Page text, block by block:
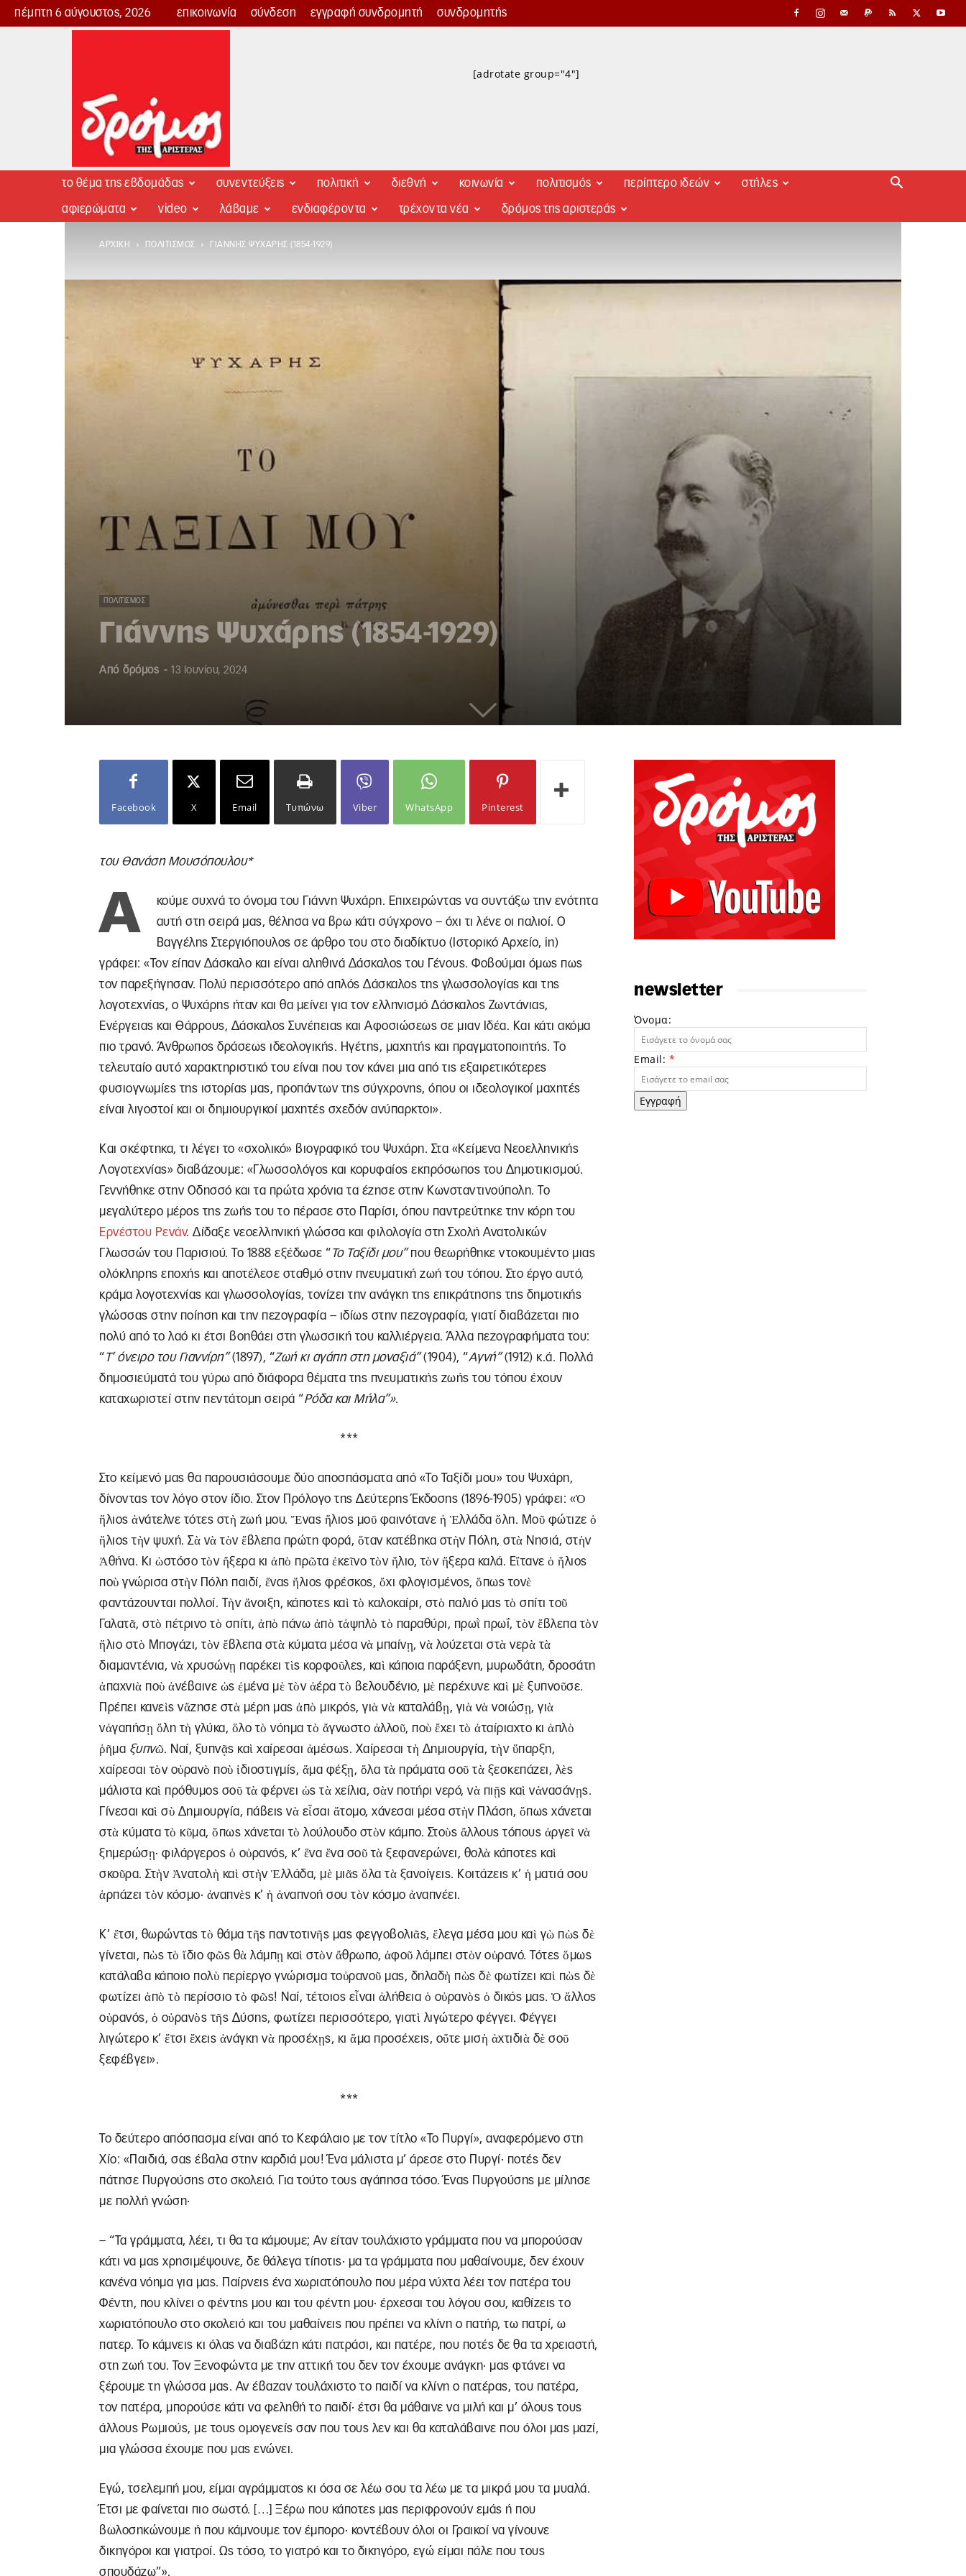
πέμπτη 6 αύγουστος, 2026 επικοινωνία σύνδεση εγγραφή συνδρομητή συνδρομητής
Δρόμος
[adrotate group="4"]
το θέμα της εβδομάδας συνεντεύξεις πολιτική διεθνή κοινωνία πολιτισμός περίπτερο ιδεών στήλες
αφιερώματα video λάβαμε ενδιαφέροντα τρέχοντα νέα δρόμος της αριστεράς
ΑΡΧΙΚΉ ΠΟΛΙΤΙΣΜΌΣ ΓΙΆΝΝΗΣ ΨΥΧΆΡΗΣ (1854-1929)
ΠΟΛΙΤΙΣΜΌΣ
Γιάννης Ψυχάρης (1854-1929)
Από δρόμος - 13 Ιουνίου, 2024
Facebook X Email Τυπώνω Viber WhatsApp Pinterest
του Θανάση Μουσόπουλου*
Α
κούμε συχνά το όνομα του Γιάννη Ψυχάρη. Επιχειρώντας να συντάξω την ενότητα
αυτή στη σειρά μας, θέλησα να βρω κάτι σύγχρονο – όχι τι λένε οι παλιοί. Ο
Βαγγέλης Στεργιόπουλος σε άρθρο του στο διαδίκτυο (Ιστορικό Αρχείο, in)
γράφει: «Τον είπαν Δάσκαλο και είναι αληθινά Δάσκαλος του Γένους. Φοβούμαι όμως πως
τον παρεξήγησαν. Πολύ περισσότερο από απλός Δάσκαλος της γλωσσολογίας και της
λογοτεχνίας, ο Ψυχάρης ήταν και θα μείνει για τον ελληνισμό Δάσκαλος Ζωντάνιας,
Ενέργειας και Θάρρους, Δάσκαλος Συνέπειας και Αφοσιώσεως σε μιαν Ιδέα. Και κάτι ακόμα
πιο τρανό. Άνθρωπος δράσεως ιδεολογικής. Ηγέτης, μαχητής και πραγματοποιητής. Το
τελευταίο αυτό χαρακτηριστικό του είναι που τον κάνει μια από τις εξαιρετικότερες
φυσιογνωμίες της ιστορίας μας, προπάντων της σύγχρονης, όπου οι ιδεολογικοί μαχητές
είναι λιγοστοί και οι δημιουργικοί μαχητές σχεδόν ανύπαρκτοι».
Και σκέφτηκα, τι λέγει το «σχολικό» βιογραφικό του Ψυχάρη. Στα «Κείμενα Νεοελληνικής
Λογοτεχνίας» διαβάζουμε: «Γλωσσολόγος και κορυφαίος εκπρόσωπος του Δημοτικισμού.
Γεννήθηκε στην Οδησσό και τα πρώτα χρόνια τα έζησε στην Κωνσταντινούπολη. Το
μεγαλύτερο μέρος της ζωής του το πέρασε στο Παρίσι, όπου παντρεύτηκε την κόρη του
Ερνέστου Ρενάν. Δίδαξε νεοελληνική γλώσσα και φιλολογία στη Σχολή Ανατολικών
Γλωσσών του Παρισιού. Το 1888 εξέδωσε “Το Ταξίδι μου”που θεωρήθηκε ντοκουμέντο μιας
ολόκληρης εποχής και αποτέλεσε σταθμό στην πνευματική ζωή του τόπου. Στο έργο αυτό,
κράμα λογοτεχνίας και γλωσσολογίας, τονίζει την ανάγκη της επικράτησης της δημοτικής
γλώσσας στην ποίηση και την πεζογραφία – ιδίως στην πεζογραφία, γιατί διαβάζεται πιο
πολύ από το λαό κι έτσι βοηθάει στη γλωσσική του καλλιέργεια. Άλλα πεζογραφήματα του:
“Τ’ όνειρο του Γιαννίρη”(1897), “Ζωή κι αγάπη στη μοναξιά”(1904), “Αγνή”(1912) κ.ά. Πολλά
δημοσιεύματά του γύρω από διάφορα θέματα της πνευματικής ζωής του τόπου έχουν
καταχωριστεί στην πεντάτομη σειρά “Ρόδα και Μήλα”».
***
Στο κείμενό μας θα παρουσιάσουμε δύο αποσπάσματα από «Το Ταξίδι μου» του Ψυχάρη,
δίνοντας τον λόγο στον ίδιο. Στον Πρόλογο της Δεύτερης Έκδοσης (1896-1905) γράφει: «Ὁ
ἥλιος ἀνάτελνε τότες στὴ ζωή μου. Ἕνας ἥλιος μοῦ φαινότανε ἡ Ἑλλάδα ὅλη. Μοῦ φώτιζε ὁ
ἥλιος τὴν ψυχή. Σὰ νὰ τὸν ἔβλεπα πρώτη φορά, ὅταν κατέβηκα στὴν Πόλη, στὰ Νησιά, στὴν
Ἀθήνα. Κι ὡστόσο τὸν ἤξερα κι ἀπὸ πρῶτα ἐκεῖνο τὸν ἥλιο, τὸν ἤξερα καλά. Εἴτανε ὁ ἥλιος
ποὺ γνώρισα στὴν Πόλη παιδί, ἕνας ἥλιος φρέσκος, ὄχι φλογισμένος, ὅπως τονὲ
φαντάζουνται πολλοί. Τὴν ἄνοιξη, κάποτες καὶ τὸ καλοκαίρι, στὸ παλιό μας τὸ σπίτι τοῦ
Γαλατᾶ, στὸ πέτρινο τὸ σπίτι, ἀπὸ πάνω ἀπὸ τἁψηλὸ τὸ παραθύρι, πρωῒ πρωΐ, τὸν ἔβλεπα τὸν
ἥλιο στὸ Μπογάζι, τὸν ἔβλεπα στὰ κύματα μέσα νὰ μπαίνῃ, νὰ λούζεται στὰ νερὰ τὰ
διαμαντένια, νὰ χρυσώνῃ παρέκει τὶς κορφοῦλες, καὶ κάποια παράξενη, μυρωδάτη, δροσάτη
ἀπαχνιὰ ποὺ ἀνέβαινε ὡς ἐμένα μὲ τὸν ἀέρα τὸ βελουδένιο, μὲ περέχυνε καὶ μὲ ξυπνοῦσε.
Πρέπει κανεὶς νἄζησε στὰ μέρη μας ἀπὸ μικρός, γιὰ νὰ καταλάβῃ, γιὰ νὰ νοιώσῃ, γιὰ
νἀγαπήσῃ ὅλη τὴ γλύκα, ὅλο τὸ νόημα τὸ ἄγνωστο ἀλλοῦ, ποὺ ἔχει τὸ ἀταίριαχτο κι ἁπλὸ
ῥῆμα ξυπνῶ. Ναί, ξυπνᾷς καὶ χαίρεσαι ἀμέσως. Χαίρεσαι τὴ Δημιουργία, τὴν ὕπαρξη,
χαίρεσαι τὸν οὐρανὸ ποὺ ἰδιοστιγμίς, ἅμα φέξῃ, ὅλα τὰ πράματα σοῦ τὰ ξεσκεπάζει, λὲς
μάλιστα καὶ πρόθυμος σοῦ τὰ φέρνει ὡς τὰ χείλια, σὰν ποτήρι νερό, νὰ πιῇς καὶ νἀνασάνῃς.
Γίνεσαι καὶ σὺ Δημιουργία, πάβεις νὰ εἶσαι ἄτομο, χάνεσαι μέσα στὴν Πλάση, ὅπως χάνεται
στὰ κύματα τὸ κῦμα, ὅπως χάνεται τὸ λούλουδο στὸν κάμπο. Στοὺς ἄλλους τόπους ἀργεῖ νὰ
ξημερώσῃ· φιλάργερος ὁ οὐρανός, κ’ ἕνα ἕνα σοῦ τὰ ξεφανερώνει, θολὰ κάποτες καὶ
σκοῦρα. Στὴν Ἀνατολὴ καὶ στὴν Ἑλλάδα, μὲ μιᾶς ὅλα τὰ ξανοίγεις. Κοιτάζεις κ’ ἡ ματιά σου
ἁρπάζει τὸν κόσμο· ἀναπνὲς κ’ ἡ ἀναπνοή σου τὸν κόσμο ἀναπνέει.
Κ’ ἔτσι, θωρώντας τὸ θάμα τῆς παντοτινῆς μας φεγγοβολιᾶς, ἔλεγα μέσα μου καὶ γὼ πὼς δὲ
γίνεται, πὼς τὸ ἴδιο φῶς θὰ λάμπῃ καὶ στὸν ἄθρωπο, ἀφοῦ λάμπει στὸν οὐρανό. Τότες ὅμως
κατάλαβα κάποιο πολὺ περίεργο γνώρισμα τοὐρανοῦ μας, δηλαδὴ πὼς δὲ φωτίζει καὶ πὼς δὲ
φωτίζει ἀπὸ τὸ περίσσιο τὸ φῶς! Ναί, τέτοιος εἶναι ἀλήθεια ὁ οὐρανὸς ὁ δικός μας. Ὁ ἄλλος
οὐρανός, ὁ οὐρανὸς τῆς Δύσης, φωτίζει περισσότερο, γιατὶ λιγώτερο φέγγει. Φέγγει
λιγώτερο κ’ ἔτσι ἔχεις ἀνάγκη νὰ προσέχῃς, κι ἅμα προσέχεις, οὔτε μισὴ ἀχτιδιὰ δὲ σοῦ
ξεφέβγει».
***
Το δεύτερο απόσπασμα είναι από το Κεφάλαιο με τον τίτλο «Το Πυργί», αναφερόμενο στη
Χίο: «Παιδιά, σας έβαλα στην καρδιά μου! Ένα μάλιστα μ’ άρεσε στο Πυργί· ποτές δεν
πάτησε Πυργούσης στο σκολειό. Για τούτο τους αγάπησα τόσο. Ένας Πυργούσης με μίλησε
με πολλή γνώση·
– “Τα γράμματα, λέει, τι θα τα κάμουμε; Αν είταν τουλάχιστο γράμματα που να μπορούσαν
κάτι να μας χρησιμέψουνε, δε θάλεγα τίποτις· μα τα γράμματα που μαθαίνουμε, δεν έχουν
κανένα νόημα για μας. Παίρνεις ένα χωριατόπουλο που μέρα νύχτα λέει τον πατέρα του
Φέντη, που κλίνει ο φέντης μου και του φέντη μου· έρχεσαι του λόγου σου, καθίζεις το
χωριατόπουλο στο σκολειό και του μαθαίνεις που πρέπει να κλίνη ο πατήρ, τω πατρί, ω
πατερ. Το κάμνεις κι όλας να διαβάζη κάτι πατράσι, και πατέρε, που ποτές δε θα τα χρειαστή,
στη ζωή του. Τον Ξενοφώντα με την αττική του δεν τον έχουμε ανάγκη· μας φτάνει να
ξέρουμε τη γλώσσα μας. Αν έβαζαν τουλάχιστο το παιδί να κλίνη ο πατέρας, του πατέρα,
τον πατέρα, μπορούσε κάτι να φεληθή το παιδί· έτσι θα μάθαινε να μιλή και μ’ όλους τους
άλλους Ρωμιούς, με τους ομογενείς σαν που τους λεν και θα καταλάβαινε που όλοι μας μαζί,
μια γλώσσα έχουμε που μας ενώνει.
Εγώ, τσελεμπή μου, είμαι αγράμματος κι όσα σε λέω σου τα λέω με τα μικρά μου τα μυαλά.
Έτσι με φαίνεται πιο σωστό. […] Ξέρω που κάποτες μας περιφρονούν εμάς ή που
βωλοσηκώνουμε ή που κάμνουμε τον έμπορο· κοντέβουν όλοι οι Γραικοί να γίνουνε
δικηγόροι και γιατροί. Ως τόσο, το γιατρό και το δικηγόρο, εγώ είμαι πάλε που τους
σπουδάζω”».
newsletter
Όνομα:
Email: *
Εγγραφή